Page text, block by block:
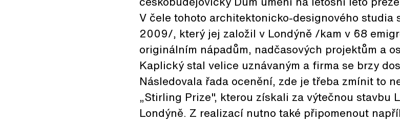
V čele tohoto architektonicko-designového studia
2009/, který jej založil v Londýně /kam v `68
originálním nápadům, nadčasových projektům a
Kaplický stal velice uznávaným a firma se brzy
Následovala řada ocenění, zde je třeba zmínit to
„Stirling Prize", kterou získali za výtečnou stavbu
Londýně. Z realizací nutno také připomenout